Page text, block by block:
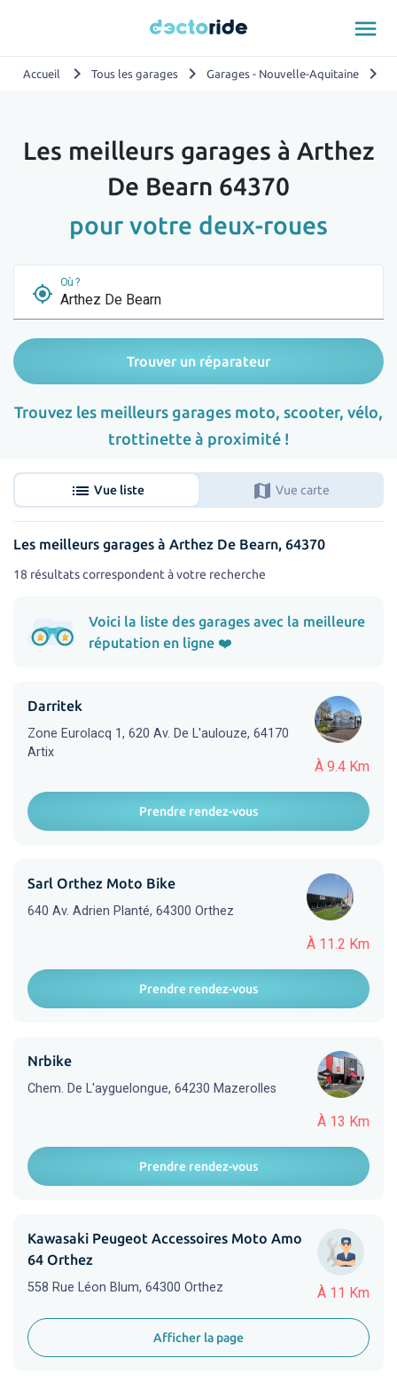
menu
Accueil chevron_right Tous les garages chevron_right Garages - Nouvelle-Aquitaine chevron_right
Les meilleurs garages à Arthez
De Bearn 64370
pour votre deux-roues
my_location
Où ?
Trouver un réparateur
Trouvez les meilleurs garages moto, scooter, vélo,
trottinette à proximité !
list Vue liste map Vue carte
Les meilleurs garages à Arthez De Bearn, 64370
18 résultats correspondent à votre recherche
Voici la liste des garages avec la meilleure
réputation en ligne ❤️
À 9.4 Km
Darritek
Zone Eurolacq 1, 620 Av. De L'aulouze, 64170
Artix
Prendre rendez-vous
À 11.2 Km
Sarl Orthez Moto Bike
640 Av. Adrien Planté, 64300 Orthez
Prendre rendez-vous
À 13 Km
Nrbike
Chem. De L'ayguelongue, 64230 Mazerolles
Prendre rendez-vous
À 11 Km
Kawasaki Peugeot Accessoires Moto Amo
64 Orthez
558 Rue Léon Blum, 64300 Orthez
Afficher la page